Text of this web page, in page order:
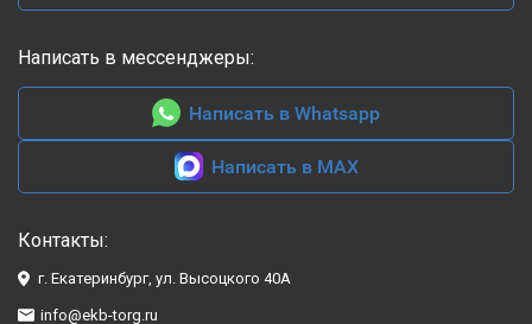
Часто используются в комбинации с пристенными
Позволяют эффективно задействовать сложные зоны.
Специализированные стеллажи.Предназначены для
определенных категорий товаров.
Хлебные стеллажи — с наклонными полками для
сохранения свежести продукции.
Овощные стеллажи — с вентилируемыми ящиками для
полками для аксессуаров.
Написать в мессенджеры:
Написать в Whatsapp
Написать в MAX
Контакты:
г. Екатеринбург, ул. Высоцкого 40А
info@ekb-torg.ru